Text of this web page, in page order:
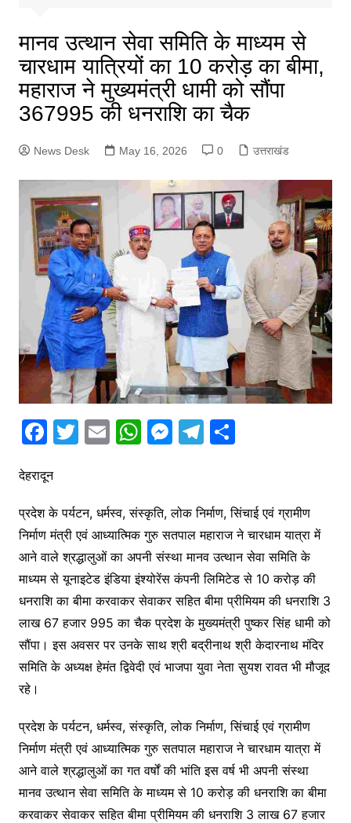
मानव उत्थान सेवा समिति के माध्यम से
चारधाम यात्रियों का 10 करोड़ का बीमा,
महाराज ने मुख्यमंत्री धामी को सौंपा
367995 की धनराशि का चैक
News Desk May 16, 2026 0 उत्तराखंड
F
c
e
b
o
o
k
T
er
E
l
W
s
A
p
p
M
s
e
n
g
er
T
gr
a
m
S
e
देहरादून
प्रदेश के पर्यटन, धर्मस्व, संस्कृति, लोक निर्माण, सिंचाई एवं ग्रामीण
निर्माण मंत्री एवं आध्यात्मिक गुरु सतपाल महाराज ने चारधाम यात्रा में
आने वाले श्रद्धालुओं का अपनी संस्था मानव उत्थान सेवा समिति के
माध्यम से यूनाइटेड इंडिया इंश्योरेंस कंपनी लिमिटेड से 10 करोड़ की
धनराशि का बीमा करवाकर सेवाकर सहित बीमा प्रीमियम की धनराशि 3
लाख 67 हजार 995 का चैक प्रदेश के मुख्यमंत्री पुष्कर सिंह धामी को
सौंपा। इस अवसर पर उनके साथ श्री बद्रीनाथ श्री केदारनाथ मंदिर
समिति के अध्यक्ष हेमंत द्विवेदी एवं भाजपा युवा नेता सुयश रावत भी मौजूद
रहे।
प्रदेश के पर्यटन, धर्मस्व, संस्कृति, लोक निर्माण, सिंचाई एवं ग्रामीण
निर्माण मंत्री एवं आध्यात्मिक गुरु सतपाल महाराज ने चारधाम यात्रा में
आने वाले श्रद्धालुओं का गत वर्षों की भांति इस वर्ष भी अपनी संस्था
मानव उत्थान सेवा समिति के माध्यम से 10 करोड़ की धनराशि का बीमा
करवाकर सेवाकर सहित बीमा प्रीमियम की धनराशि 3 लाख 67 हजार